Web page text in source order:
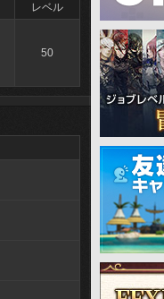
レベル
50